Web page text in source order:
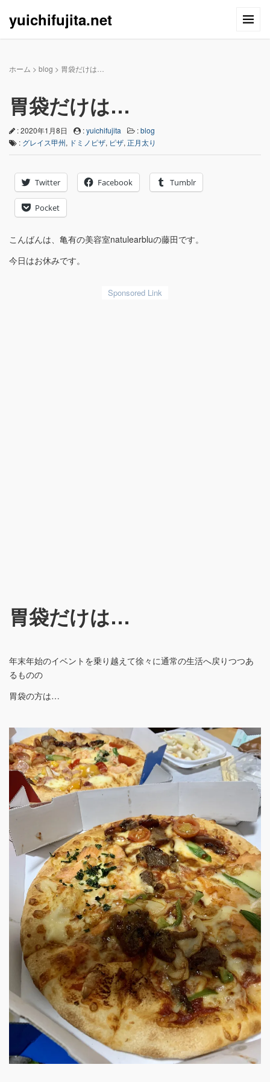
yuichifujita.net
ホーム > blog > 胃袋だけは…
胃袋だけは…
: 2020年1月8日 :yuichifujita :blog
: グレイス甲州, ドミノピザ, ピザ, 正月太り
Twitter Facebook Tumblr
Pocket
こんばんは、亀有の美容室natulearbluの藤田です。
今日はお休みです。
胃袋だけは…
年末年始のイベントを乗り越えて徐々に通常の生活へ戻りつつあ
るものの
胃袋の方は…